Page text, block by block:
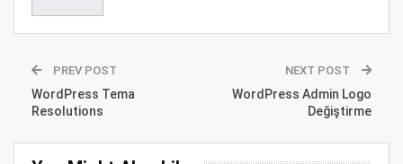
PREV POST
WordPress Tema
Resolutions
NEXT POST
WordPress Admin Logo
Değiştirme